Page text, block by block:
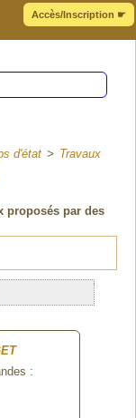
Accès/Inscription ☛
d'état > Travaux
proposés par des
: